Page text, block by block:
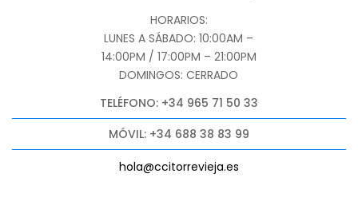
HORARIOS:
LUNES A SÁBADO: 10:00AM –
14:00PM / 17:00PM – 21:00PM
DOMINGOS: CERRADO
TELÉFONO: +34 965 71 50 33
MÓVIL: +34 688 38 83 99
hola@ccitorrevieja.es